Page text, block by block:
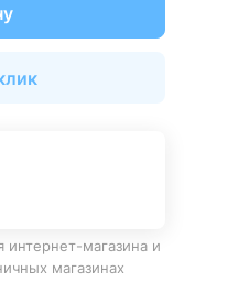
интернет-магазина и
магазинах